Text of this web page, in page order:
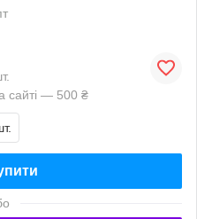
сайті — 500 ₴